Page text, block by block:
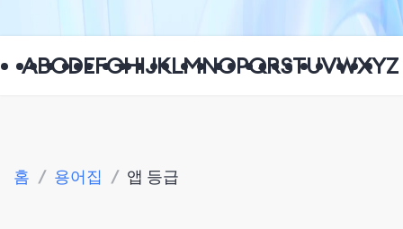
ABCDEFGHIJKLMNOPQRSTUVWXYZ
홈 / 용어집 / 앱 등급